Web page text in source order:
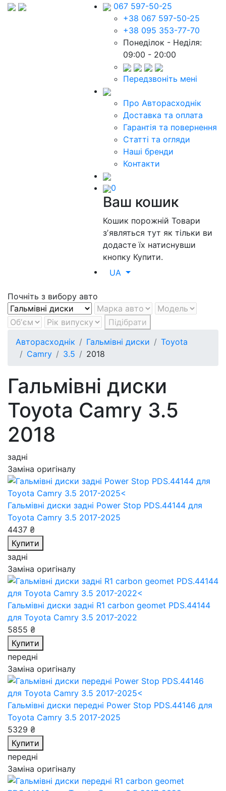
067 597-50-25
+38 067 597-50-25
+38 095 353-77-70
Понеділок - Неділя:
09:00 - 20:00
Передзвоніть мені
Про Авторасходнік
Доставка та оплата
Гарантія та повернення
Статті та огляди
Наші бренди
Контакти
0
Ваш кошик
Кошик порожнійТовари
зʼявляться тут як тільки ви
додасте їх натиснувши
кнопку Купити.
UA
Почніть з вибору авто
Підібрати
Авторасходнік
Гальмівні диски
Toyota
Camry
3.5 2018
Гальмівні диски
Toyota Camry 3.5
2018
задні
Заміна оригіналу
Гальмівні диски задні Power Stop PDS.44144 для
Toyota Camry 3.5 2017-2025
4437 ₴
Купити
задні
Заміна оригіналу
Гальмівні диски задні R1 carbon geomet PDS.44144
для Toyota Camry 3.5 2017-2022
5855 ₴
Купити
передні
Заміна оригіналу
Гальмівні диски передні Power Stop PDS.44146 для
Toyota Camry 3.5 2017-2025
5329 ₴
Купити
передні
Заміна оригіналу